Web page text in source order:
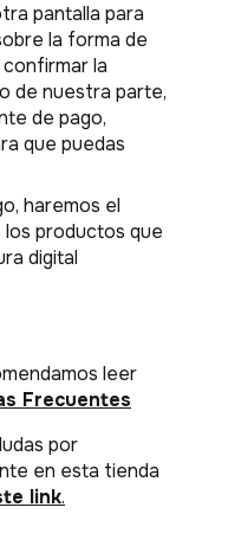
pantalla para
la forma de
la
de nuestra parte,
de pago,
que puedas
haremos el
productos que
digital
leer
Frecuentes
por
en esta tienda
link.